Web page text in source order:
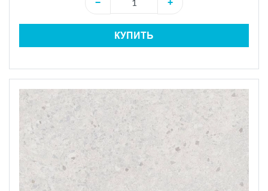
−
+
КУПИТЬ